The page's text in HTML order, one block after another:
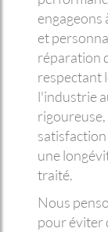
engageons
et
réparation
respectant
l'industrie
rigoureuse,
une
traité.
Nous
pour éviter